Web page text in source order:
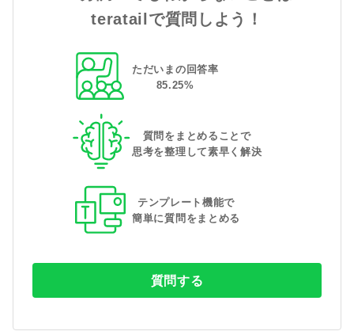
teratailで質問しよう！
ただいまの回答率
85.25%
質問をまとめることで
思考を整理して素早く解決
テンプレート機能で
簡単に質問をまとめる
質問する